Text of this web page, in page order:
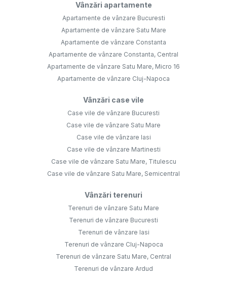
Vânzări apartamente
Apartamente de vânzare Bucuresti
Apartamente de vânzare Satu Mare
Apartamente de vânzare Constanta
Apartamente de vânzare Constanta, Central
Apartamente de vânzare Satu Mare, Micro 16
Apartamente de vânzare Cluj-Napoca
Vânzări case vile
Case vile de vânzare Bucuresti
Case vile de vânzare Satu Mare
Case vile de vânzare Iasi
Case vile de vânzare Martinesti
Case vile de vânzare Satu Mare, Titulescu
Case vile de vânzare Satu Mare, Semicentral
Vânzări terenuri
Terenuri de vânzare Satu Mare
Terenuri de vânzare Bucuresti
Terenuri de vânzare Iasi
Terenuri de vânzare Cluj-Napoca
Terenuri de vânzare Satu Mare, Central
Terenuri de vânzare Ardud